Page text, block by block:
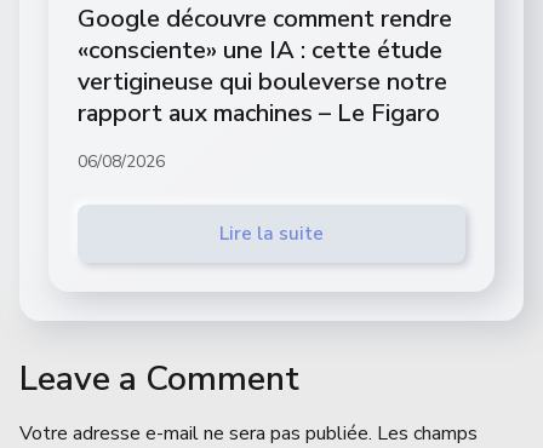
Google découvre comment rendre
«consciente» une IA : cette étude
vertigineuse qui bouleverse notre
rapport aux machines – Le Figaro
06/08/2026
Lire la suite
Leave a Comment
Votre adresse e-mail ne sera pas publiée. Les champs